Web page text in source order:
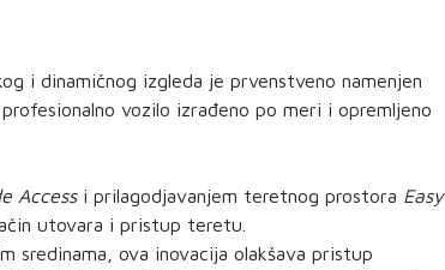
i dinamičnog izgleda je prvenstveno namenjen
vozilo izrađeno po meri i opremljeno
Access i prilagodjavanjem teretnog prostora Easy
utovara i pristup teretu.
sredinama, ova inovacija olakšava pristup